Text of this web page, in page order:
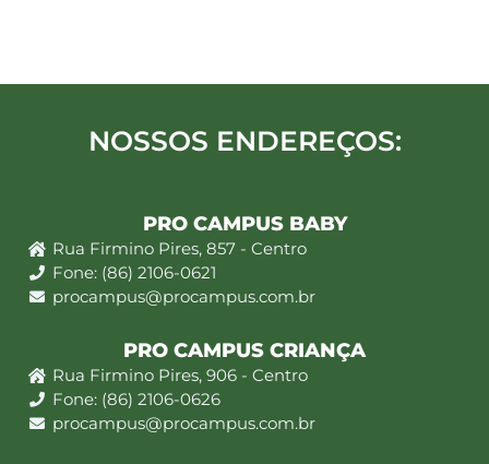
NOSSOS ENDEREÇOS:
PRO CAMPUS BABY
Rua Firmino Pires, 857 - Centro
Fone: (86) 2106-0621
procampus@procampus.com.br
PRO CAMPUS CRIANÇA
Rua Firmino Pires, 906 - Centro
Fone: (86) 2106-0626
procampus@procampus.com.br